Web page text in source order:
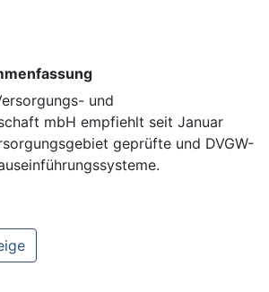
und
mbH empfiehlt seit Januar
geprüfte und DVGW-